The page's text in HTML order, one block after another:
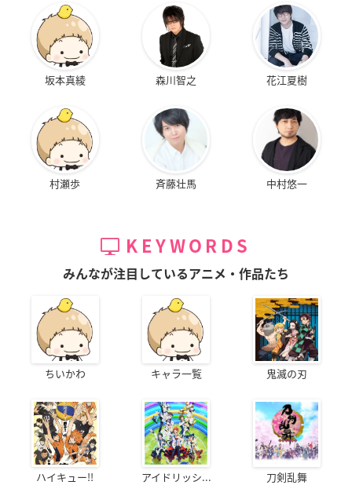
坂本真綾 森川智之 花江夏樹
村瀬歩 斉藤壮馬 中村悠一
KEYWORDS
みんなが注目しているアニメ・作品たち
ちいかわ キャラ一覧 鬼滅の刃
ハイキュー!! アイドリッシ... 刀剣乱舞